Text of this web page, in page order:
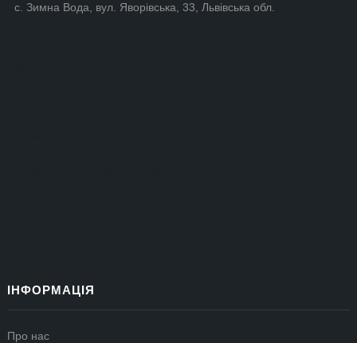
с. Зимна Вода, вул. Яворівська, 33, Львівська обл.
ІНФОРМАЦІЯ
Про нас